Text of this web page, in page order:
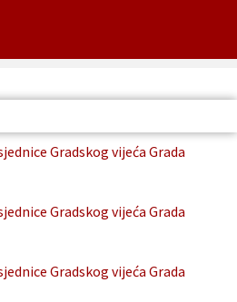
Gradskog vijeća Grada
Gradskog vijeća Grada
Gradskog vijeća Grada